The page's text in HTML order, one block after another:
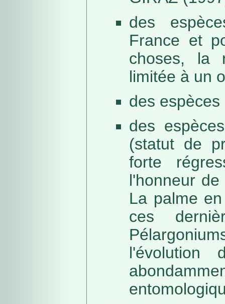
des
France et
choses, la
limitée à un
des
des
(statut de
forte
l'honneur
La palme
ces
l'évolution